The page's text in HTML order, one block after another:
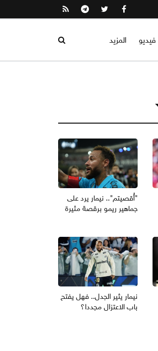
فيديو المزيد
"أُقصيتم".. نيمار يرد على
جماهير ريمو برقصة مثيرة
نيمار يثير الجدل.. فهل يفتح
باب الاعتزال مجددا؟